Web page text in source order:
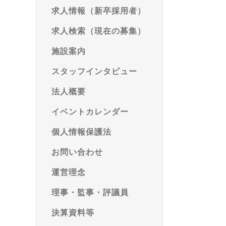
求人情報（新卒採用者）
求人検索（現在の募集）
施設案内
スタッフインタビュー
法人概要
イベントカレンダー
個人情報保護法
お問い合わせ
運営理念
理事・監事・評議員
決算資料等